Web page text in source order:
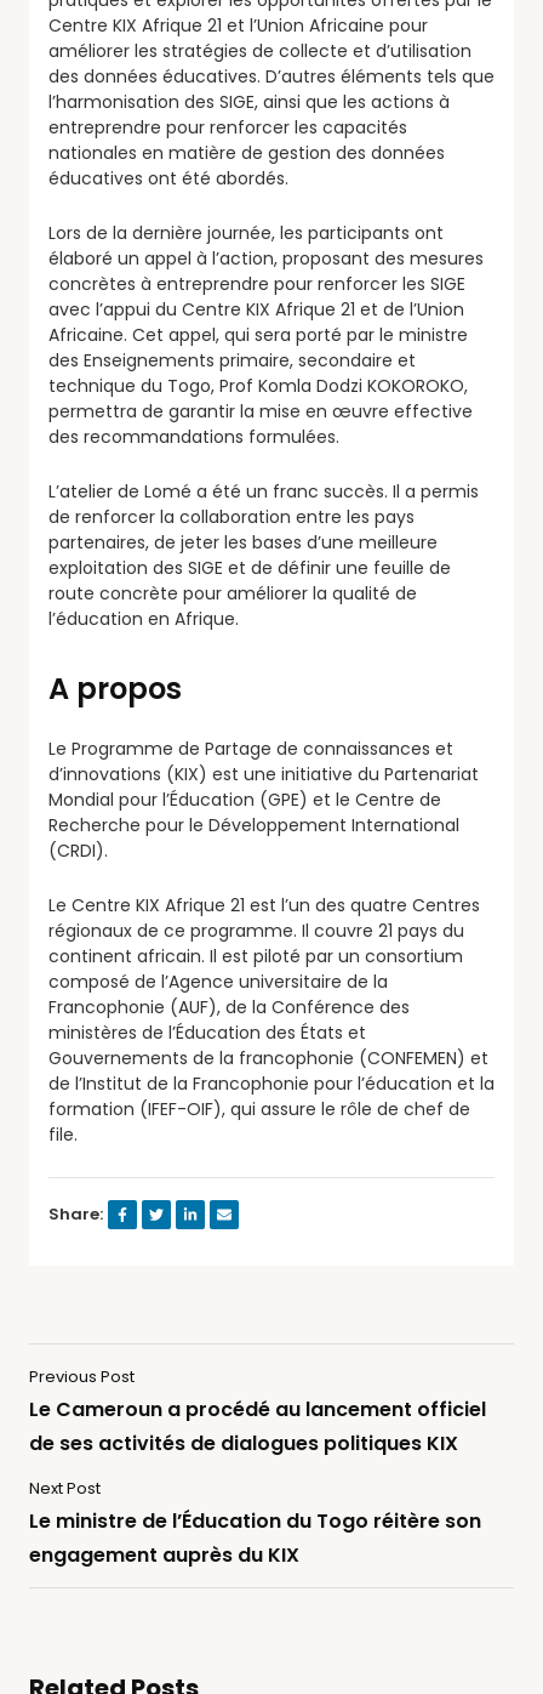
Centre KIX Afrique 21 et l’Union Africaine pour
améliorer les stratégies de collecte et d’utilisation
des données éducatives. D’autres éléments tels que
l’harmonisation des SIGE, ainsi que les actions à
entreprendre pour renforcer les capacités
nationales en matière de gestion des données
éducatives ont été abordés.
Lors de la dernière journée, les participants ont
élaboré un appel à l’action, proposant des mesures
concrètes à entreprendre pour renforcer les SIGE
avec l’appui du Centre KIX Afrique 21 et de l’Union
Africaine. Cet appel, qui sera porté par le ministre
des Enseignements primaire, secondaire et
technique du Togo, Prof Komla Dodzi KOKOROKO,
permettra de garantir la mise en œuvre effective
des recommandations formulées.
L’atelier de Lomé a été un franc succès. Il a permis
de renforcer la collaboration entre les pays
partenaires, de jeter les bases d’une meilleure
exploitation des SIGE et de définir une feuille de
route concrète pour améliorer la qualité de
l’éducation en Afrique.
A propos
Le Programme de Partage de connaissances et
d’innovations (KIX) est une initiative du Partenariat
Mondial pour l’Éducation (GPE) et le Centre de
Recherche pour le Développement International
(CRDI).
Le Centre KIX Afrique 21 est l’un des quatre Centres
régionaux de ce programme. Il couvre 21 pays du
continent africain. Il est piloté par un consortium
composé de l’Agence universitaire de la
Francophonie (AUF), de la Conférence des
ministères de l’Éducation des États et
Gouvernements de la francophonie (CONFEMEN) et
de l’Institut de la Francophonie pour l’éducation et la
formation (IFEF-OIF), qui assure le rôle de chef de
file.
Share:
Previous Post
Le Cameroun a procédé au lancement officiel
de ses activités de dialogues politiques KIX
Next Post
Le ministre de l’Éducation du Togo réitère son
engagement auprès du KIX